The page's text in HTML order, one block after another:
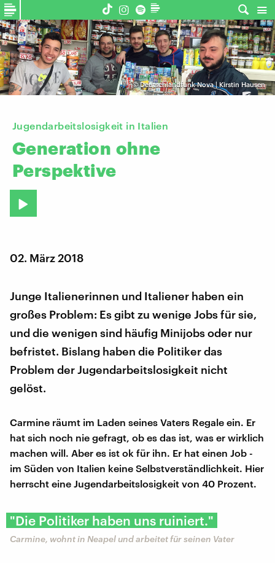
©Deutschlandfunk Nova | Kirstin Hausen
Jugendarbeitslosigkeit in Italien
Generation ohne
Perspektive
02. März 2018
Junge Italienerinnen und Italiener haben ein
großes Problem: Es gibt zu wenige Jobs für sie,
und die wenigen sind häufig Minijobs oder nur
befristet. Bislang haben die Politiker das
Problem der Jugendarbeitslosigkeit nicht
gelöst.
Carmine räumt im Laden seines Vaters Regale ein. Er
hat sich noch nie gefragt, ob es das ist, was er wirklich
machen will. Aber es ist ok für ihn. Er hat einen Job -
im Süden von Italien keine Selbstverständlichkeit. Hier
herrscht eine Jugendarbeitslosigkeit von 40 Prozent.
"Die Politiker haben uns ruiniert."
Carmine, wohnt in Neapel und arbeitet für seinen Vater